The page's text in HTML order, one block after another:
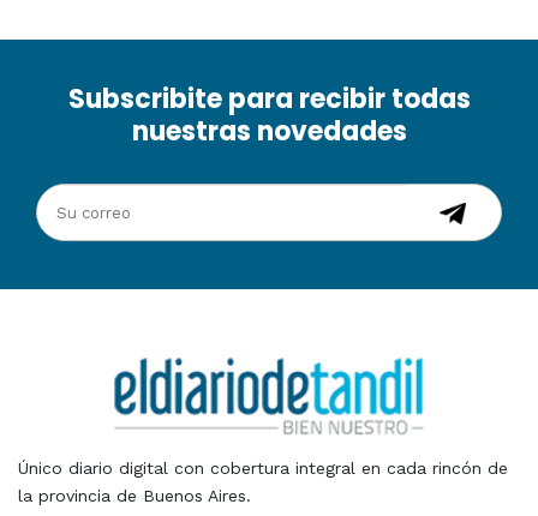
Subscribite para recibir todas
nuestras novedades
Único diario digital con cobertura integral en cada rincón de
la provincia de Buenos Aires.